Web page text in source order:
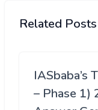
Related Posts
IASbaba’s
– Phase 1)